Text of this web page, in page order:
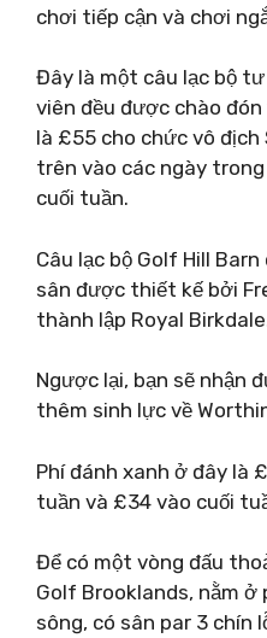
chơi tiếp cận và chơi
Đây là một câu lạc bộ
viên đều được chào
là £55 cho chức vô
trên vào các ngày
cuối tuần.
Câu lạc bộ Golf Hill
sân được thiết kế bởi
thành lập Royal
Ngược lại, bạn sẽ nhận
thêm sinh lực về
Phí đánh xanh ở đây là
tuần và £34 vào cuối
Để có một vòng đấu
Golf Brooklands, nằm
sông, có sân par 3 chín